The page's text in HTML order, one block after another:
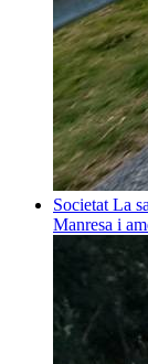
Societat La
Manresa i